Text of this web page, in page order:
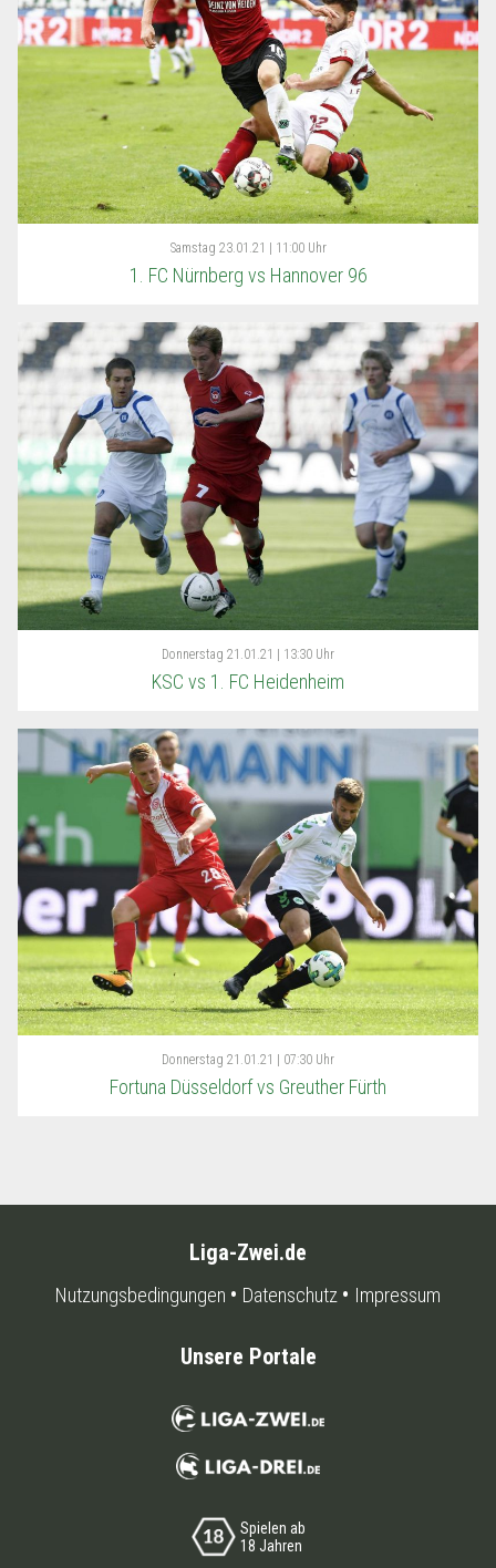
Samstag 23.01.21 | 11:00 Uhr
1. FC Nürnberg vs Hannover 96
Donnerstag 21.01.21 | 13:30 Uhr
KSC vs 1. FC Heidenheim
Donnerstag 21.01.21 | 07:30 Uhr
Fortuna Düsseldorf vs Greuther Fürth
Liga-Zwei.de
Nutzungsbedingungen Datenschutz Impressum
Unsere Portale
Spielen ab
18 Jahren